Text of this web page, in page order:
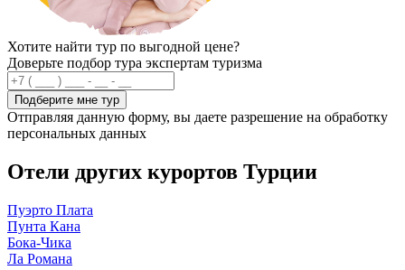
Хотите найти тур по выгодной цене?
Доверьте подбор тура экспертам туризма
Подберите мне тур
Отправляя данную форму, вы даете разрешение на обработку
персональных данных
Отели других курортов Турции
Пуэрто Плата
Пунта Кана
Бока-Чика
Ла Романа